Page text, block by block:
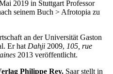
2019 in Stuttgart Professor
seinem Buch > Afrotopia zu
an der Universität Gaston
Er hat Dahji 2009, 105, rue
2013 veröffentlicht.
Philippe Rey. Saar stellt in